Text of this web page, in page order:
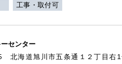
工事・取付可
ーセンター
北海道旭川市五条通１２丁目右1